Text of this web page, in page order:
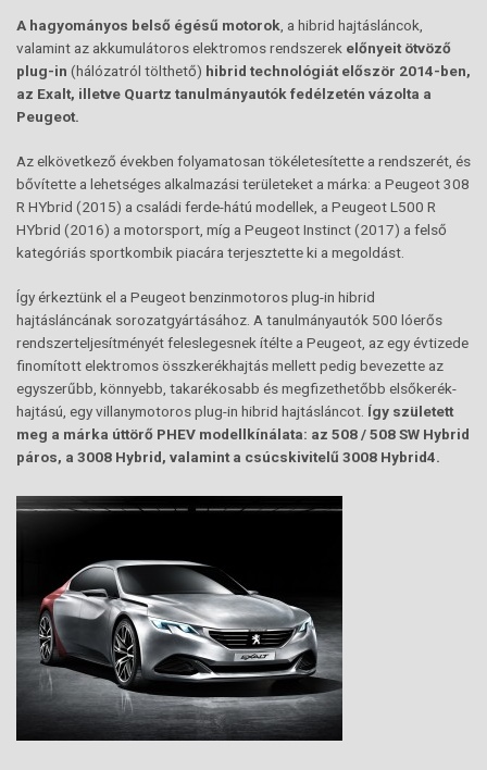
A hagyományos belső égésű motorok , a hibrid hajtásláncok,
valamint az akkumulátoros elektromos rendszerek előnyeit ötvöző
plug-in (hálózatról tölthető) hibrid technológiát először 2014-ben,
az Exalt, illetve Quartz tanulmányautók fedélzetén vázolta a
Peugeot.
Az elkövetkező években folyamatosan tökéletesítette a rendszerét, és
bővítette a lehetséges alkalmazási területeket a márka: a Peugeot 308
R HYbrid (2015) a családi ferde-hátú modellek, a Peugeot L500 R
HYbrid (2016) a motorsport, míg a Peugeot Instinct (2017) a felső
kategóriás sportkombik piacára terjesztette ki a megoldást.
Így érkeztünk el a Peugeot benzinmotoros plug-in hibrid
hajtásláncának sorozatgyártásához. A tanulmányautók 500 lóerős
rendszerteljesítményét feleslegesnek ítélte a Peugeot, az egy évtizede
finomított elektromos összkerékhajtás mellett pedig bevezette az
egyszerűbb, könnyebb, takarékosabb és megfizethetőbb elsőkerék-
hajtású, egy villanymotoros plug-in hibrid hajtásláncot. Így született
meg a márka úttörő PHEV modellkínálata: az 508 / 508 SW Hybrid
páros, a 3008 Hybrid, valamint a csúcskivitelű 3008 Hybrid4.